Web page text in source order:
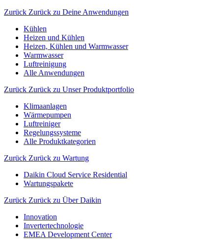
Zurück Zurück zu Deine Anwendungen
Kühlen
Heizen und Kühlen
Heizen, Kühlen und Warmwasser
Warmwasser
Luftreinigung
Alle Anwendungen
Zurück Zurück zu Unser Produktportfolio
Klimaanlagen
Wärmepumpen
Luftreiniger
Regelungssysteme
Alle Produktkategorien
Zurück Zurück zu Wartung
Daikin Cloud Service Residential
Wartungspakete
Zurück Zurück zu Über Daikin
Innovation
Invertertechnologie
EMEA Development Center